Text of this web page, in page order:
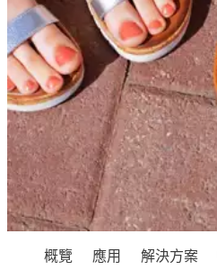
概覽 應用 解決方案